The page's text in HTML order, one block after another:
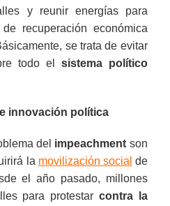
y reunir energías para
recuperación económica
se trata de evitar
todo el sistema político
innovación política
del impeachment son
la movilización social de
el año pasado, millones
para protestar contra la